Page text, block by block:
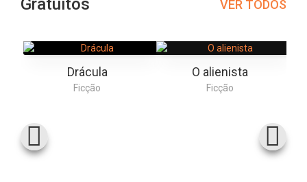
Gratuitos VER TODOS
Drácula
Ficção
O alienista
Ficção